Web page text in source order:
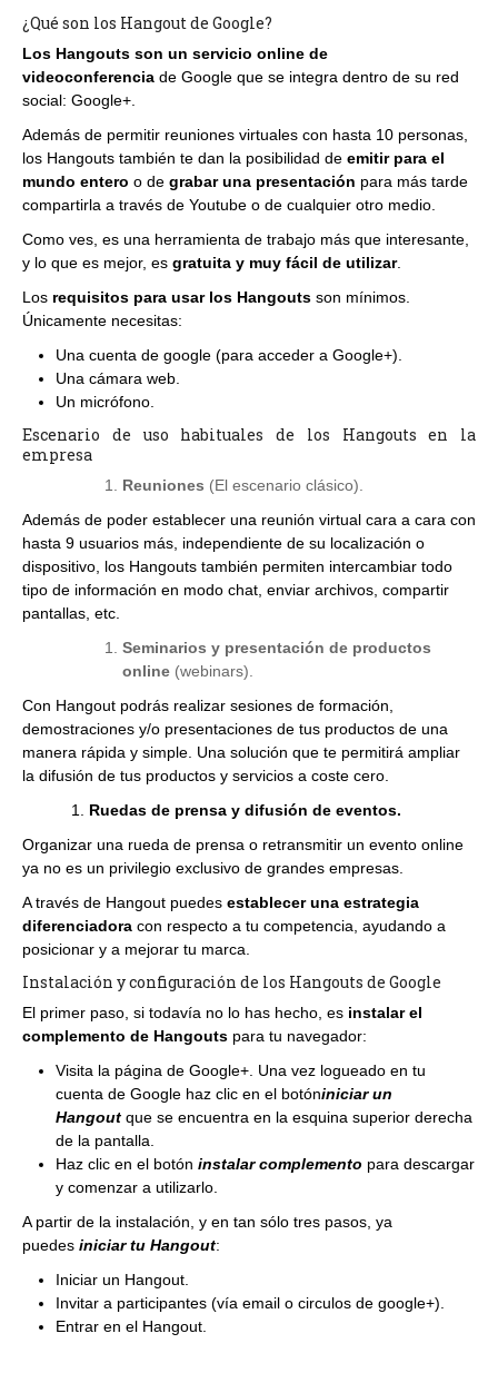
¿Qué son los Hangout de Google?
Los Hangouts son un servicio online de
videoconferencia de Google que se integra dentro de su red
social: Google+.
Además de permitir reuniones virtuales con hasta 10 personas,
los Hangouts también te dan la posibilidad de emitir para el
mundo entero o de grabar una presentación para más tarde
compartirla a través de Youtube o de cualquier otro medio.
Como ves, es una herramienta de trabajo más que interesante,
y lo que es mejor, es gratuita y muy fácil de utilizar.
Los requisitos para usar los Hangouts son mínimos.
Únicamente necesitas:
Una cuenta de google (para acceder a Google+).
Una cámara web.
Un micrófono.
Escenario de uso habituales de los Hangouts en la
empresa
Reuniones (El escenario clásico).
Además de poder establecer una reunión virtual cara a cara con
hasta 9 usuarios más, independiente de su localización o
dispositivo, los Hangouts también permiten intercambiar todo
tipo de información en modo chat, enviar archivos, compartir
pantallas, etc.
Seminarios y presentación de productos
online (webinars).
Con Hangout podrás realizar sesiones de formación,
demostraciones y/o presentaciones de tus productos de una
manera rápida y simple. Una solución que te permitirá ampliar
la difusión de tus productos y servicios a coste cero.
Ruedas de prensa y difusión de eventos.
Organizar una rueda de prensa o retransmitir un evento online
ya no es un privilegio exclusivo de grandes empresas.
A través de Hangout puedes establecer una estrategia
diferenciadora con respecto a tu competencia, ayudando a
posicionar y a mejorar tu marca.
Instalación y configuración de los Hangouts de Google
El primer paso, si todavía no lo has hecho, es instalar el
complemento de Hangouts para tu navegador:
Visita la página de Google+. Una vez logueado en tu
cuenta de Google haz clic en el botóniniciar un
Hangout que se encuentra en la esquina superior derecha
de la pantalla.
Haz clic en el botón instalar complemento para descargar
y comenzar a utilizarlo.
A partir de la instalación, y en tan sólo tres pasos, ya
puedes iniciar tu Hangout:
Iniciar un Hangout.
Invitar a participantes (vía email o circulos de google+).
Entrar en el Hangout.